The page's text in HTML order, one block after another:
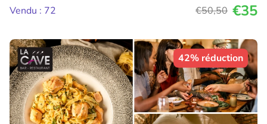
Vendu : 72
€50,50 €35
42% réduction